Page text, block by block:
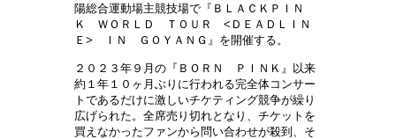
陽総合運動場主競技場で『ＢＬＡＣＫＰＩＮ
Ｋ ＷＯＲＬＤ ＴＯＵＲ <ＤＥＡＤＬＩＮ
Ｅ> ＩＮ ＧＯＹＡＮＧ』を開催する。
２０２３年９月の『ＢＯＲＮ ＰＩＮＫ』以来
約１年１０ヶ月ぶりに行われる完全体コンサー
トであるだけに激しいチケティング競争が繰り
広げられた。全席売り切れとなり、チケットを
買えなかったファンから問い合わせが殺到、そ